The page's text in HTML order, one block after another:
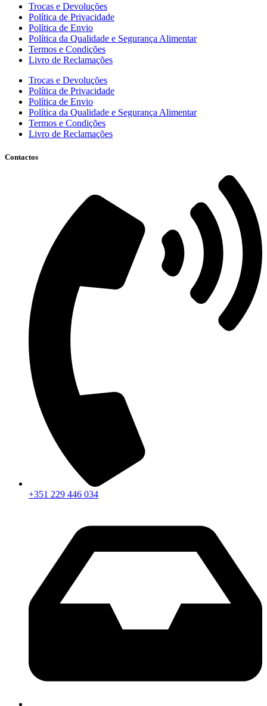
Trocas e Devoluções
Política de Privacidade
Política de Envio
Política da Qualidade e Segurança Alimentar
Termos e Condições
Livro de Reclamações
Trocas e Devoluções
Política de Privacidade
Política de Envio
Política da Qualidade e Segurança Alimentar
Termos e Condições
Livro de Reclamações
Contactos
+351 229 446 034